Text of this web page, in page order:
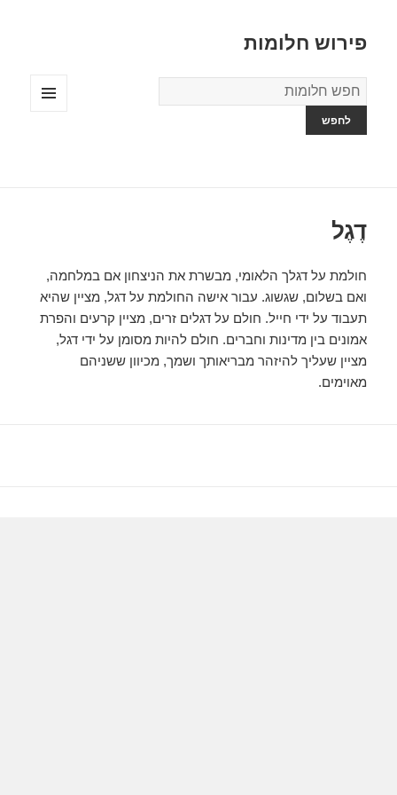
פירוש חלומות
מילון
החלומות
דֶגֶל
חולמת על דגלך הלאומי, מבשרת את הניצחון אם במלחמה,
ואם בשלום, שגשוג. עבור אישה החולמת על דגל, מציין שהיא
תעבוד על ידי חייל. חולם על דגלים זרים, מציין קרעים והפרת
אמונים בין מדינות וחברים. חולם להיות מסומן על ידי דגל,
מציין שעליך להיזהר מבריאותך ושמך, מכיוון ששניהם
מאוימים.